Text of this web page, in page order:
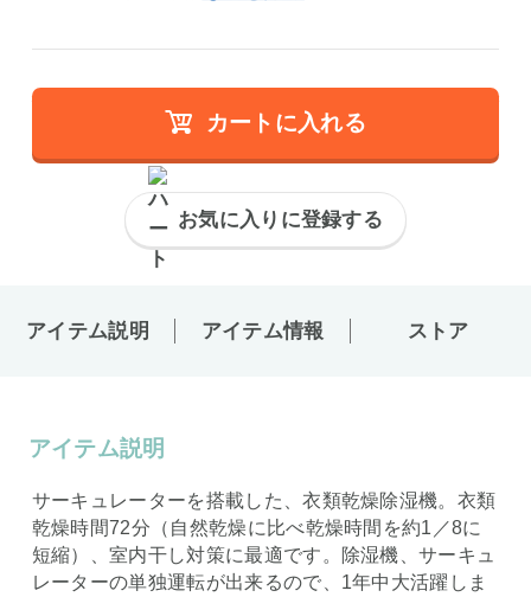
カートに入れる
お気に入りに登録する
アイテム説明 アイテム情報 ストア
アイテム説明
サーキュレーターを搭載した、衣類乾燥除湿機。衣類
乾燥時間72分（自然乾燥に比べ乾燥時間を約1／8に
短縮）、室内干し対策に最適です。除湿機、サーキュ
レーターの単独運転が出来るので、1年中大活躍しま